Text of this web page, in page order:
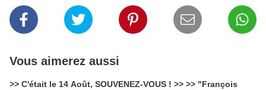
Vous aimerez aussi
>> C'était le 14 Août, SOUVENEZ-VOUS ! >> >> "François